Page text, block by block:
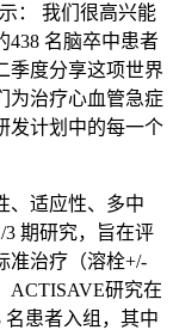
： 我们很高兴能
438 名脑卒中患者
季度分享这项世界
为治疗心血管急症
发计划中的每一个
、适应性、多中
3 期研究，旨在评
准治疗（溶栓+/-
ACTISAVE研究在
名患者入组，其中